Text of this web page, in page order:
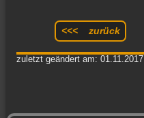
<<< zurück
zuletzt geändert am: 01.11.2017